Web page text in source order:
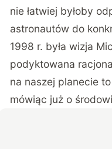
nie łatwiej byłoby
astronautów do
1998 r. była wizja
podyktowana
na naszej planecie
mówiąc już o